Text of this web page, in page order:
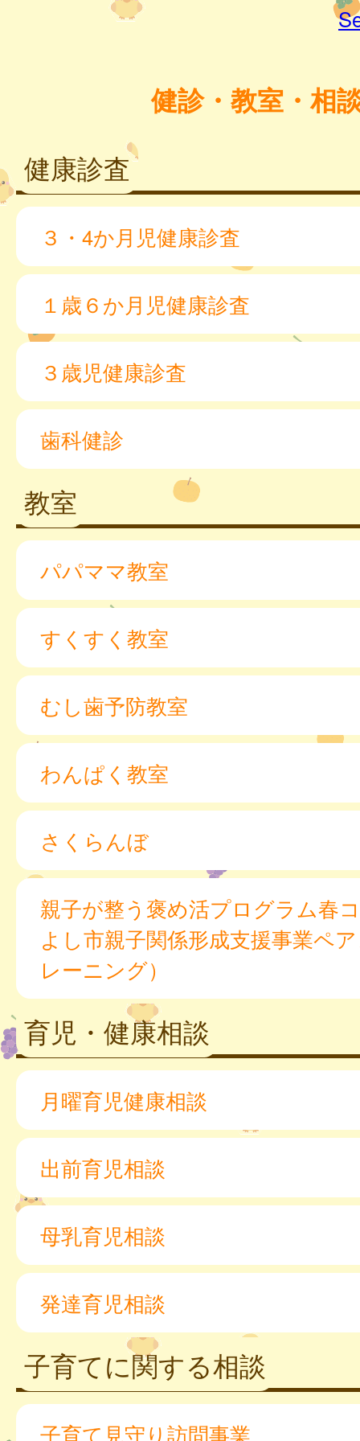
健診・教室・相
健康診査
３・4か月児健康診査
１歳６か月児健康診査
３歳児健康診査
歯科健診
教室
パパママ教室
すくすく教室
むし歯予防教室
わんぱく教室
さくらんぼ
親子が整う褒め活プログラム春
よし市親子関係形成支援事業ペ
レーニング）
育児・健康相談
月曜育児健康相談
出前育児相談
母乳育児相談
発達育児相談
子育てに関する相談
子育て見守り訪問事業